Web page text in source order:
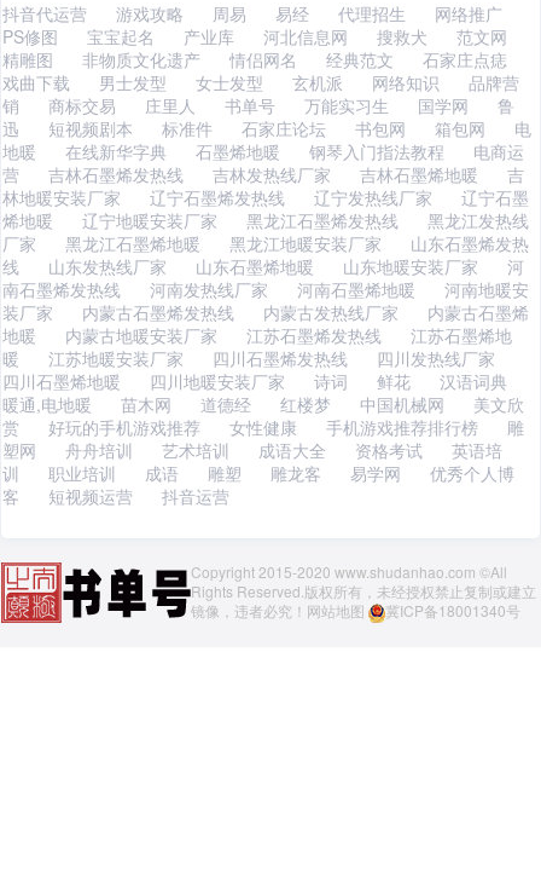
抖音代运营 游戏攻略 周易 易经 代理招生
网络推广
PS修图
宝宝起名 产业库 河北信息网 搜救犬
范文网
精雕图
非物质文化遗产 情侣网名 经典范文
石家庄点痣
戏曲下载
男士发型 女士发型 玄机派 网络知识
品牌营
销
商标交易 庄里人 书单号 万能实习生 国学网
鲁
迅
短视频剧本 标准件 石家庄论坛 书包网 箱包网
电
地暖
在线新华字典 石墨烯地暖 钢琴入门指法教程
电商运
营
吉林石墨烯发热线 吉林发热线厂家 吉林石墨烯地暖
吉
林地暖安装厂家
辽宁石墨烯发热线 辽宁发热线厂家
辽宁石墨
烯地暖
辽宁地暖安装厂家 黑龙江石墨烯发热线
黑龙江发热线
厂家
黑龙江石墨烯地暖 黑龙江地暖安装厂家
山东石墨烯发热
线
山东发热线厂家 山东石墨烯地暖 山东地暖安装厂家
河
南石墨烯发热线
河南发热线厂家 河南石墨烯地暖
河南地暖安
装厂家
内蒙古石墨烯发热线 内蒙古发热线厂家
内蒙古石墨烯
地暖
内蒙古地暖安装厂家 江苏石墨烯发热线
江苏石墨烯地
暖
江苏地暖安装厂家 四川石墨烯发热线
四川发热线厂家
四川石墨烯地暖
四川地暖安装厂家 诗词 鲜花
汉语词典
暖通,电地暖
苗木网 道德经 红楼梦 中国机械网
美文欣
赏
好玩的手机游戏推荐 女性健康 手机游戏推荐排行榜
雕
塑网
舟舟培训 艺术培训 成语大全 资格考试
英语培
训
职业培训 成语 雕塑 雕龙客 易学网
优秀个人博
客
短视频运营 抖音运营
Copyright 2015-2020 www.shudanhao.com ©All
Rights Reserved.版权所有，未经授权禁止复制或建立
镜像，违者必究！ 网站地图 冀ICP备18001340号